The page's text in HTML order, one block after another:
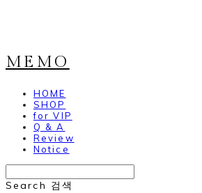
MEMO
HOME
SHOP
for VIP
Q & A
Review
Notice
Search 검색